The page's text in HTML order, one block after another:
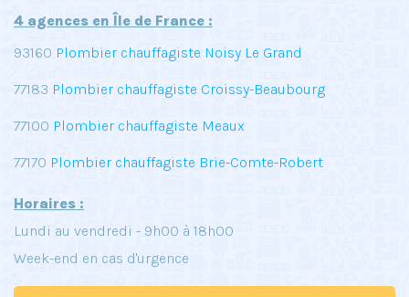
4 agences en Île de France :
93160 Plombier chauffagiste Noisy Le Grand
77183 Plombier chauffagiste Croissy-Beaubourg
77100 Plombier chauffagiste Meaux
77170 Plombier chauffagiste Brie-Comte-Robert
Horaires :
Lundi au vendredi - 9h00 à 18h00
Week-end en cas d'urgence